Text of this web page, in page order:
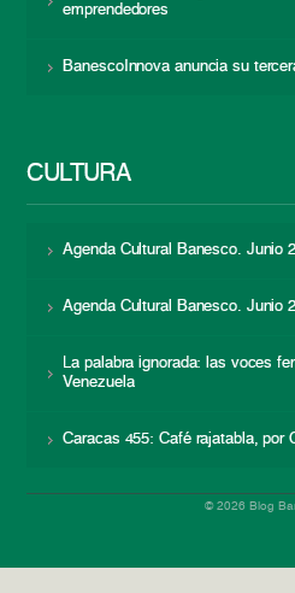
emprendedores
BanescoInnova anuncia su
CULTURA
Agenda Cultural Banesco. Junio
Agenda Cultural Banesco. Junio
La palabra ignorada: las voces
Venezuela
Caracas 455: Café rajatabla, por
© 2026 Blog